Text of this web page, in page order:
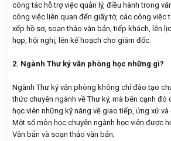
công tác hỗ trợ việc quản lý, điều hành trong
công việc liên quan đến giấy tờ, các công việc
xếp hồ sơ, soạn thảo văn bản, tiếp khách, lên
họp, hội nghị, lên kế hoạch cho giám đốc.
2. Ngành Thư ký văn phòng học những gì?
Ngành Thư ký văn phòng không chỉ đào tạo
thức chuyên ngành về Thư ký, mà bên cạnh đó
học viên những kỹ năng về giao tiếp, ứng xử
Một số môn học chuyên ngành học viên được
Văn bản và soạn thảo văn bản;